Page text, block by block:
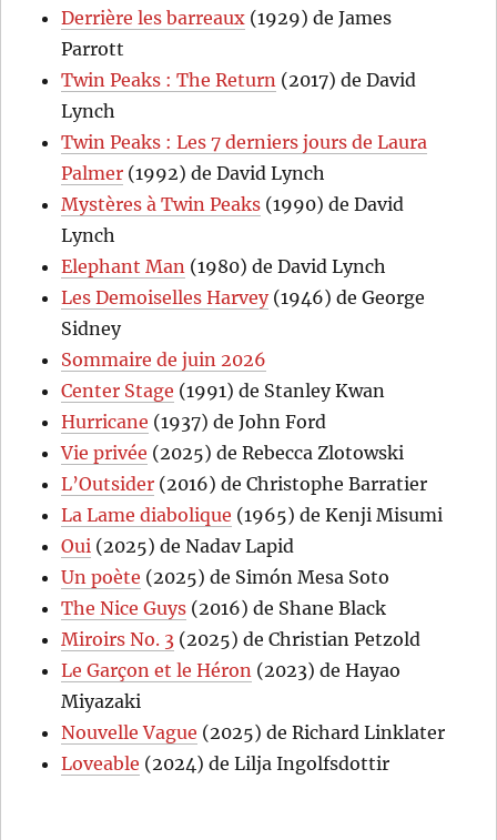
Derrière les barreaux (1929) de James
Parrott
Twin Peaks : The Return (2017) de David
Lynch
Twin Peaks : Les 7 derniers jours de Laura
Palmer (1992) de David Lynch
Mystères à Twin Peaks (1990) de David
Lynch
Elephant Man (1980) de David Lynch
Les Demoiselles Harvey(1946) de George
Sidney
Sommaire de juin 2026
Center Stage (1991) de Stanley Kwan
Hurricane (1937) de John Ford
Vie privée (2025) de Rebecca Zlotowski
L’Outsider (2016) de Christophe Barratier
La Lame diabolique (1965) de Kenji Misumi
Oui (2025) de Nadav Lapid
Un poète (2025) de Simón Mesa Soto
The Nice Guys (2016) de Shane Black
Miroirs No. 3 (2025) de Christian Petzold
Le Garçon et le Héron (2023) de Hayao
Miyazaki
Nouvelle Vague (2025) de Richard Linklater
Loveable (2024) de Lilja Ingolfsdottir